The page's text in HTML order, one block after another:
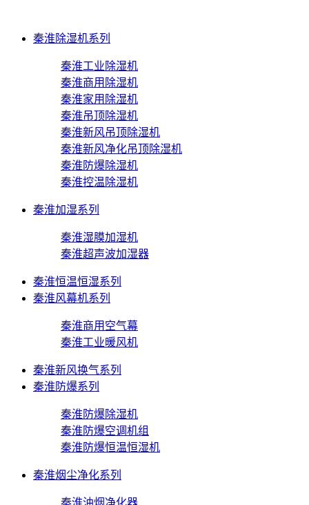
秦淮除湿机系列
秦淮工业除湿机
秦淮商用除湿机
秦淮家用除湿机
秦淮吊顶除湿机
秦淮新风吊顶除湿机
秦淮新风净化吊顶除湿机
秦淮防爆除湿机
秦淮控温除湿机
秦淮加湿系列
秦淮湿膜加湿机
秦淮超声波加湿器
秦淮恒温恒湿系列
秦淮风幕机系列
秦淮商用空气幕
秦淮工业暖风机
秦淮新风换气系列
秦淮防爆系列
秦淮防爆除湿机
秦淮防爆空调机组
秦淮防爆恒温恒湿机
秦淮烟尘净化系列
秦淮油烟净化器